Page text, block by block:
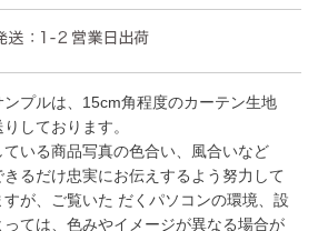
ンプルは、15cm角程度のカーテン生地
しております。
ている商品写真の色合い、風合いなど
きるだけ忠実にお伝えするよう努力して
すが、ご覧いた だくパソコンの環境、設
っては、色みやイメージが異なる場合が